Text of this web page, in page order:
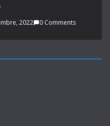
2022 0 Comments